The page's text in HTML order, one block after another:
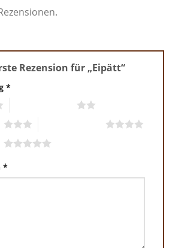
Rezension für „Eipätt“
*
*